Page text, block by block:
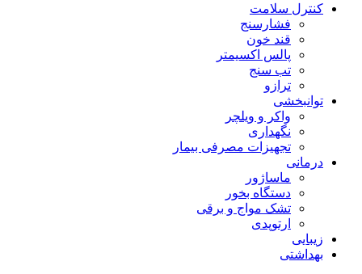
کنترل سلامت
فشارسنج
قند خون
پالس اکسیمتر
تب سنج
ترازو
توانبخشی
واکر و ویلچر
نگهداری
تجهیزات مصرفی بیمار
درمانی
ماساژور
دستگاه بخور
تشک مواج و برقی
ارتوپدی
زیبایی
بهداشتی